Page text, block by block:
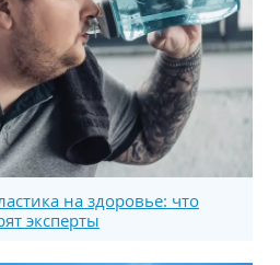
на здоровье: что
эксперты